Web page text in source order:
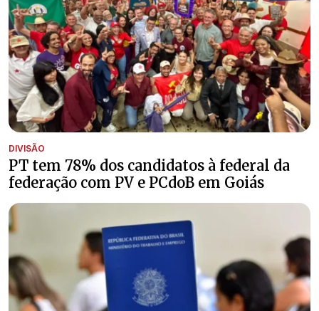
DIVISÃO
PT tem 78% dos candidatos à federal da
federação com PV e PCdoB em Goiás